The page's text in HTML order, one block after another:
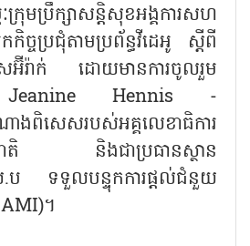
ៈក្រុមប្រឹក្សាសន្តិសុខអង្គការសហ
ច្ចប្រជុំតាមប្រព័ន្ធវីដេអូ ស្តីពី
សអ៊ីរ៉ាក់ ដោយមានការចូលរួម
Hennis -
ងពិសេសរបស់អគ្គលេខាធិការ
ជាតិ និងជាប្រធានស្ថាន
ទទួលបន្ទុកការផ្តល់ជំនួយ
។